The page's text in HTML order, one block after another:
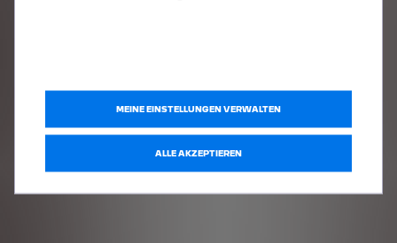
Der Club 205 ist gegründet worden, um das 20-jährige Jubiläum
des berühmten Stadtautos zu zelebrieren. Er feiert dieses Jahr
sein 20-jähriges Bestehen und hat inzwischen 140 Mitglieder in
MEINE EINSTELLUNGEN VERWALTEN
ALLE AKZEPTIEREN